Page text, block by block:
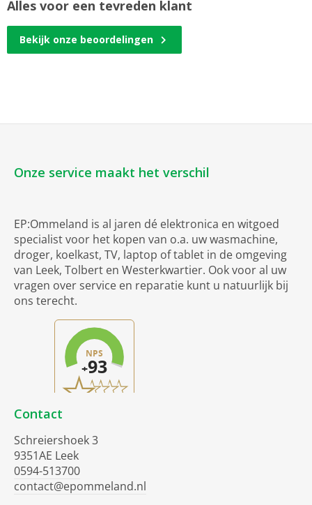
Alles voor een tevreden klant
Bekijk onze beoordelingen
Onze service maakt het verschil
EP:Ommeland is al jaren dé elektronica en witgoed
specialist voor het kopen van o.a. uw wasmachine,
droger, koelkast, TV, laptop of tablet in de omgeving
van Leek, Tolbert en Westerkwartier. Ook voor al uw
vragen over service en reparatie kunt u natuurlijk bij
ons terecht.
Contact
Schreiershoek 3
9351AE Leek
0594-513700
contact@epommeland.nl